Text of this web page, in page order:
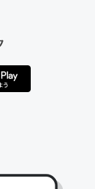
わないので